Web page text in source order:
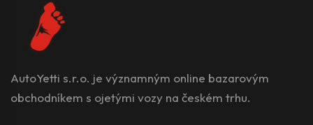
AutoYetti s.r.o. je významným online bazarovým
obchodníkem s ojetými vozy na českém trhu.